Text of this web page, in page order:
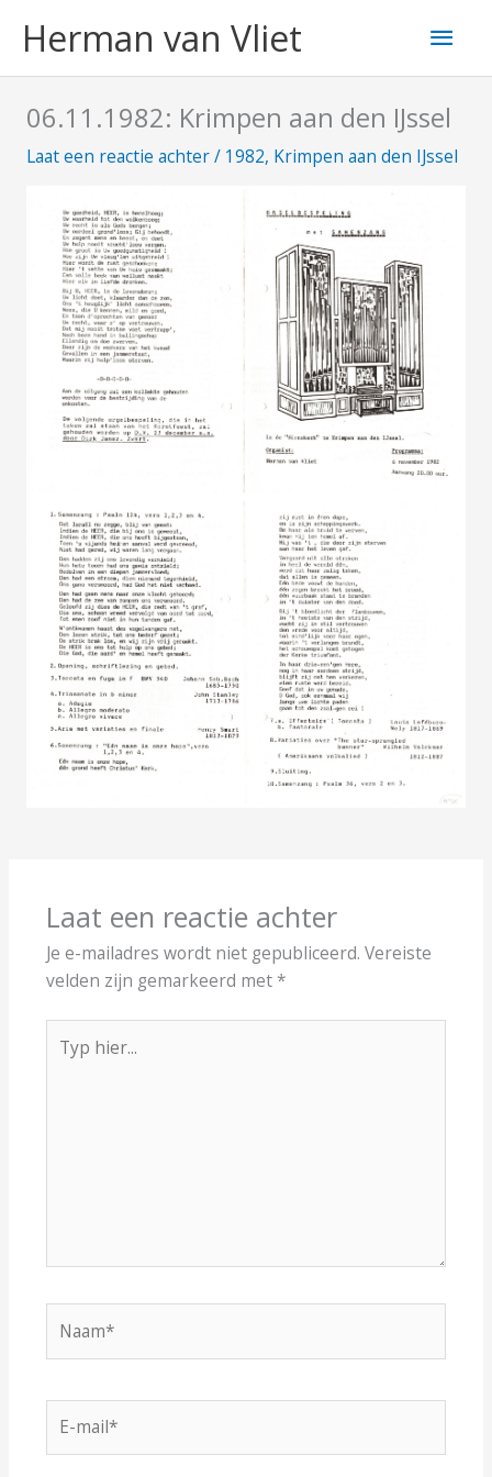
naarHerman van Vliet
06.11.1982: Krimpen aan den IJssel
Laat een reactie achter/ 1982, Krimpen aan den IJssel
Laat een reactie achter
Je e-mailadres wordt niet gepubliceerd. Vereiste
velden zijn gemarkeerd met*
hier...
mail*